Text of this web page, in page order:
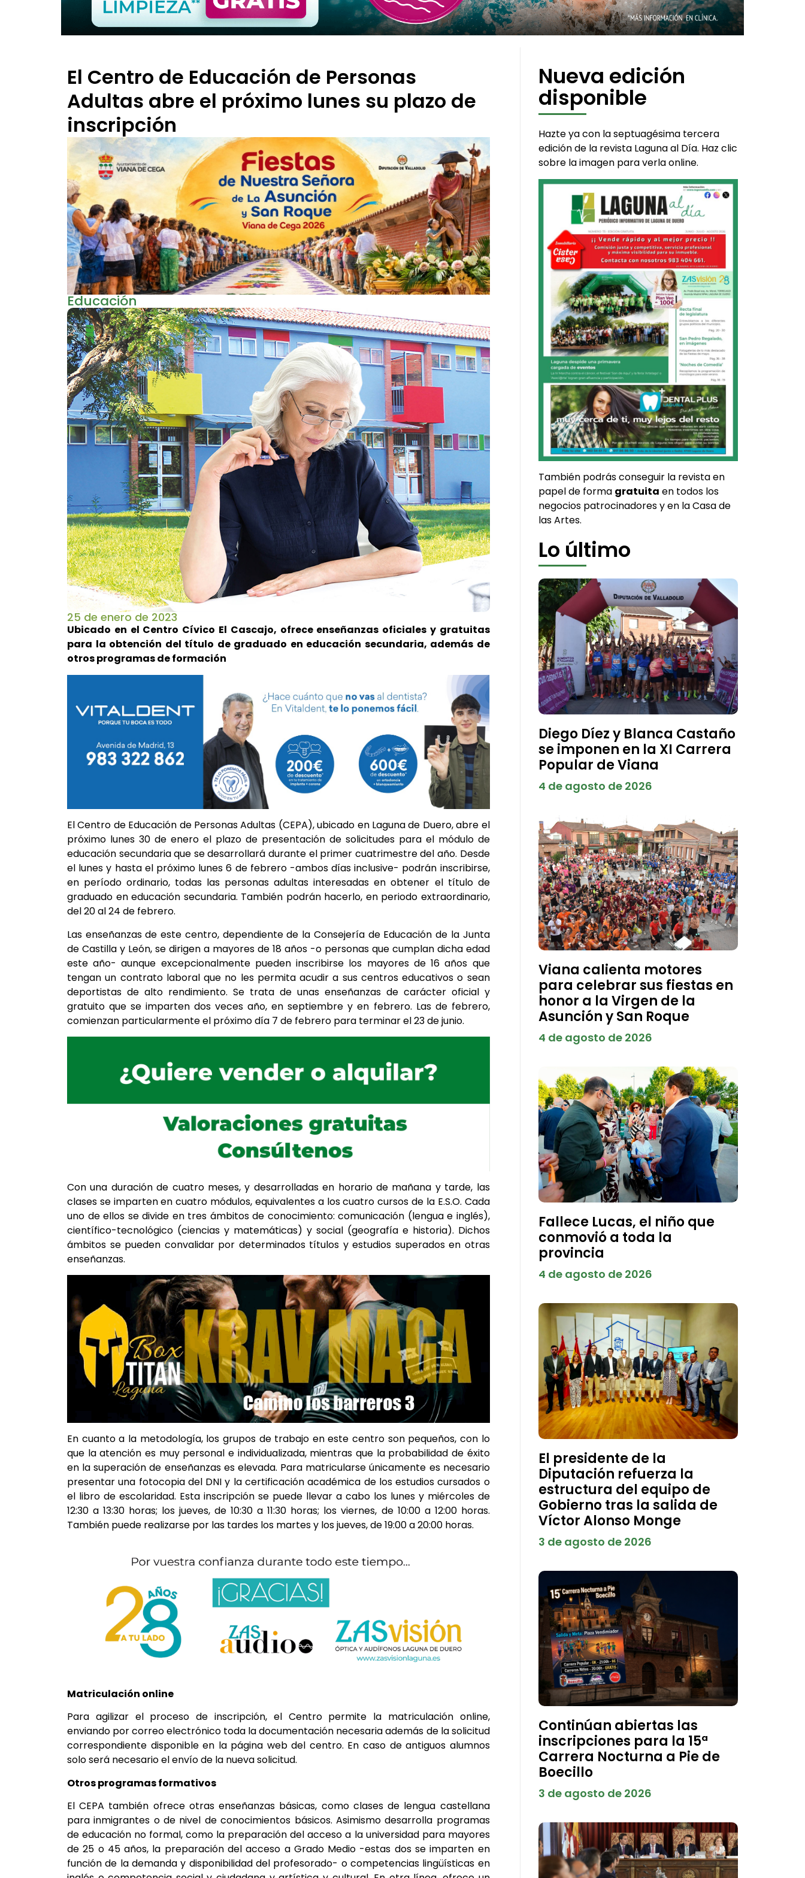
El Centro de Educación de Personas
Adultas abre el próximo lunes su plazo de
inscripción
Educación
25 de enero de 2023
Ubicado en el Centro Cívico El Cascajo, ofrece enseñanzas oficiales y gratuitas
para la obtención del título de graduado en educación secundaria, además de
otros programas de formación
El Centro de Educación de Personas Adultas (CEPA), ubicado en Laguna de Duero, abre el
próximo lunes 30 de enero el plazo de presentación de solicitudes para el módulo de
educación secundaria que se desarrollará durante el primer cuatrimestre del año. Desde
el lunes y hasta el próximo lunes 6 de febrero -ambos días inclusive- podrán inscribirse,
en período ordinario, todas las personas adultas interesadas en obtener el título de
graduado en educación secundaria. También podrán hacerlo, en periodo extraordinario,
del 20 al 24 de febrero.
Las enseñanzas de este centro, dependiente de la Consejería de Educación de la Junta
de Castilla y León, se dirigen a mayores de 18 años -o personas que cumplan dicha edad
este año- aunque excepcionalmente pueden inscribirse los mayores de 16 años que
tengan un contrato laboral que no les permita acudir a sus centros educativos o sean
deportistas de alto rendimiento. Se trata de unas enseñanzas de carácter oficial y
gratuito que se imparten dos veces año, en septiembre y en febrero. Las de febrero,
comienzan particularmente el próximo día 7 de febrero para terminar el 23 de junio.
Con una duración de cuatro meses, y desarrolladas en horario de mañana y tarde, las
clases se imparten en cuatro módulos, equivalentes a los cuatro cursos de la E.S.O. Cada
uno de ellos se divide en tres ámbitos de conocimiento: comunicación (lengua e inglés),
científico-tecnológico (ciencias y matemáticas) y social (geografía e historia). Dichos
ámbitos se pueden convalidar por determinados títulos y estudios superados en otras
enseñanzas.
En cuanto a la metodología, los grupos de trabajo en este centro son pequeños, con lo
que la atención es muy personal e individualizada, mientras que la probabilidad de éxito
en la superación de enseñanzas es elevada. Para matricularse únicamente es necesario
presentar una fotocopia del DNI y la certificación académica de los estudios cursados o
el libro de escolaridad. Esta inscripción se puede llevar a cabo los lunes y miércoles de
12:30 a 13:30 horas; los jueves, de 10:30 a 11:30 horas; los viernes, de 10:00 a 12:00 horas.
También puede realizarse por las tardes los martes y los jueves, de 19:00 a 20:00 horas.
Matriculación online
Para agilizar el proceso de inscripción, el Centro permite la matriculación online,
enviando por correo electrónico toda la documentación necesaria además de la solicitud
correspondiente disponible en la página web del centro. En caso de antiguos alumnos
solo será necesario el envío de la nueva solicitud.
Otros programas formativos
El CEPA también ofrece otras enseñanzas básicas, como clases de lengua castellana
para inmigrantes o de nivel de conocimientos básicos. Asimismo desarrolla programas
de educación no formal, como la preparación del acceso a la universidad para mayores
de 25 o 45 años, la preparación del acceso a Grado Medio -estas dos se imparten en
función de la demanda y disponibilidad del profesorado- o competencias lingüísticas en
Nueva edición
disponible
Hazte ya con la septuagésima tercera
edición de la revista Laguna al Día. Haz clic
sobre la imagen para verla online.
También podrás conseguir la revista en
papel de forma gratuita en todos los
negocios patrocinadores y en la Casa de
las Artes.
Lo último
Diego Díez y Blanca Castaño
se imponen en la XI Carrera
Popular de Viana
4 de agosto de 2026
Viana calienta motores
para celebrar sus fiestas en
honor a la Virgen de la
Asunción y San Roque
4 de agosto de 2026
Fallece Lucas, el niño que
conmovió a toda la
provincia
4 de agosto de 2026
El presidente de la
Diputación refuerza la
estructura del equipo de
Gobierno tras la salida de
Víctor Alonso Monge
3 de agosto de 2026
Continúan abiertas las
inscripciones para la 15ª
Carrera Nocturna a Pie de
Boecillo
3 de agosto de 2026